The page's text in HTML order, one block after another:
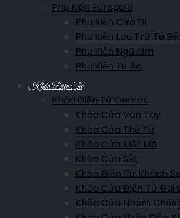
Phụ Kiện Eurogold
Phụ Kiện Cửa Đi
Phụ Kiện Lưu Trữ Tủ
Phụ Kiện Ngũ Kim
Phụ Kiện Tủ Áo
Khóa Điện Tử
Khóa Điện Tử Demax
Khóa Cửa Vân Tay
Khóa Cửa Thẻ Từ
Khóa Cửa Mật Mã
Khóa Cửa Sắt
Khóa Điện Tử Khách
Khóa Cửa Điện Tử Đại
Khóa Cửa Nhôm